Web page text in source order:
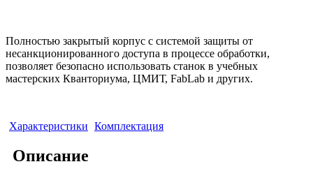
Полностью закрытый корпус с системой защиты от
несанкционированного доступа в процессе обработки,
позволяет безопасно использовать станок в учебных
мастерских Кванториума, ЦМИТ, FabLab и других.
Характеристики Комплектация
Описание